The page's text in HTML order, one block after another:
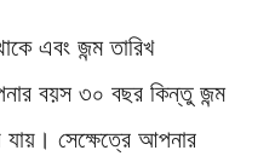
এবং জন্ম তারিখ
বয়স ৩০ বছর কিন্তু জন্ম
সেক্ষেত্রে আপনার